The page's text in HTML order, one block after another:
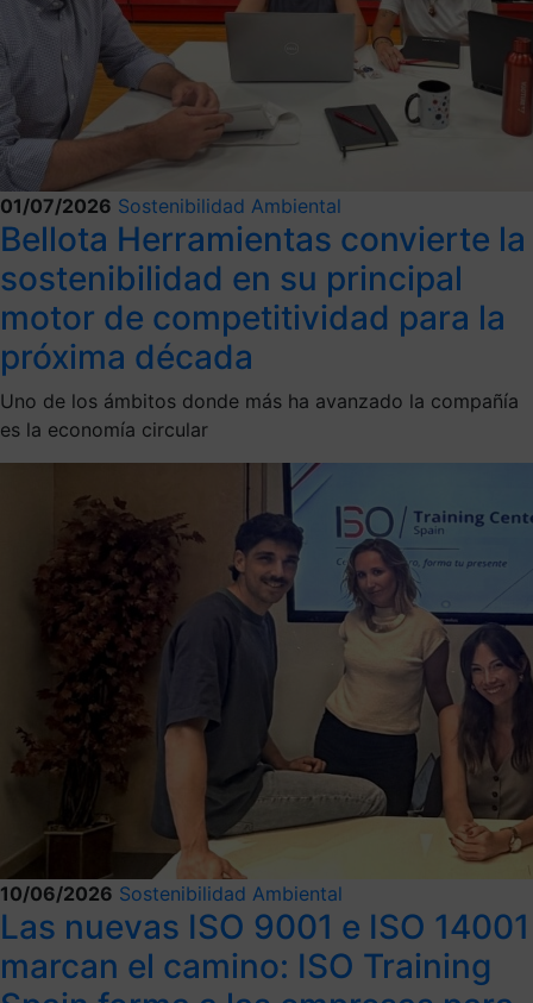
01/07/2026 Sostenibilidad Ambiental
Bellota Herramientas convierte la
sostenibilidad en su principal
motor de competitividad para la
próxima década
Uno de los ámbitos donde más ha avanzado la compañía
es la economía circular
10/06/2026 Sostenibilidad Ambiental
Las nuevas ISO 9001 e ISO 14001
marcan el camino: ISO Training